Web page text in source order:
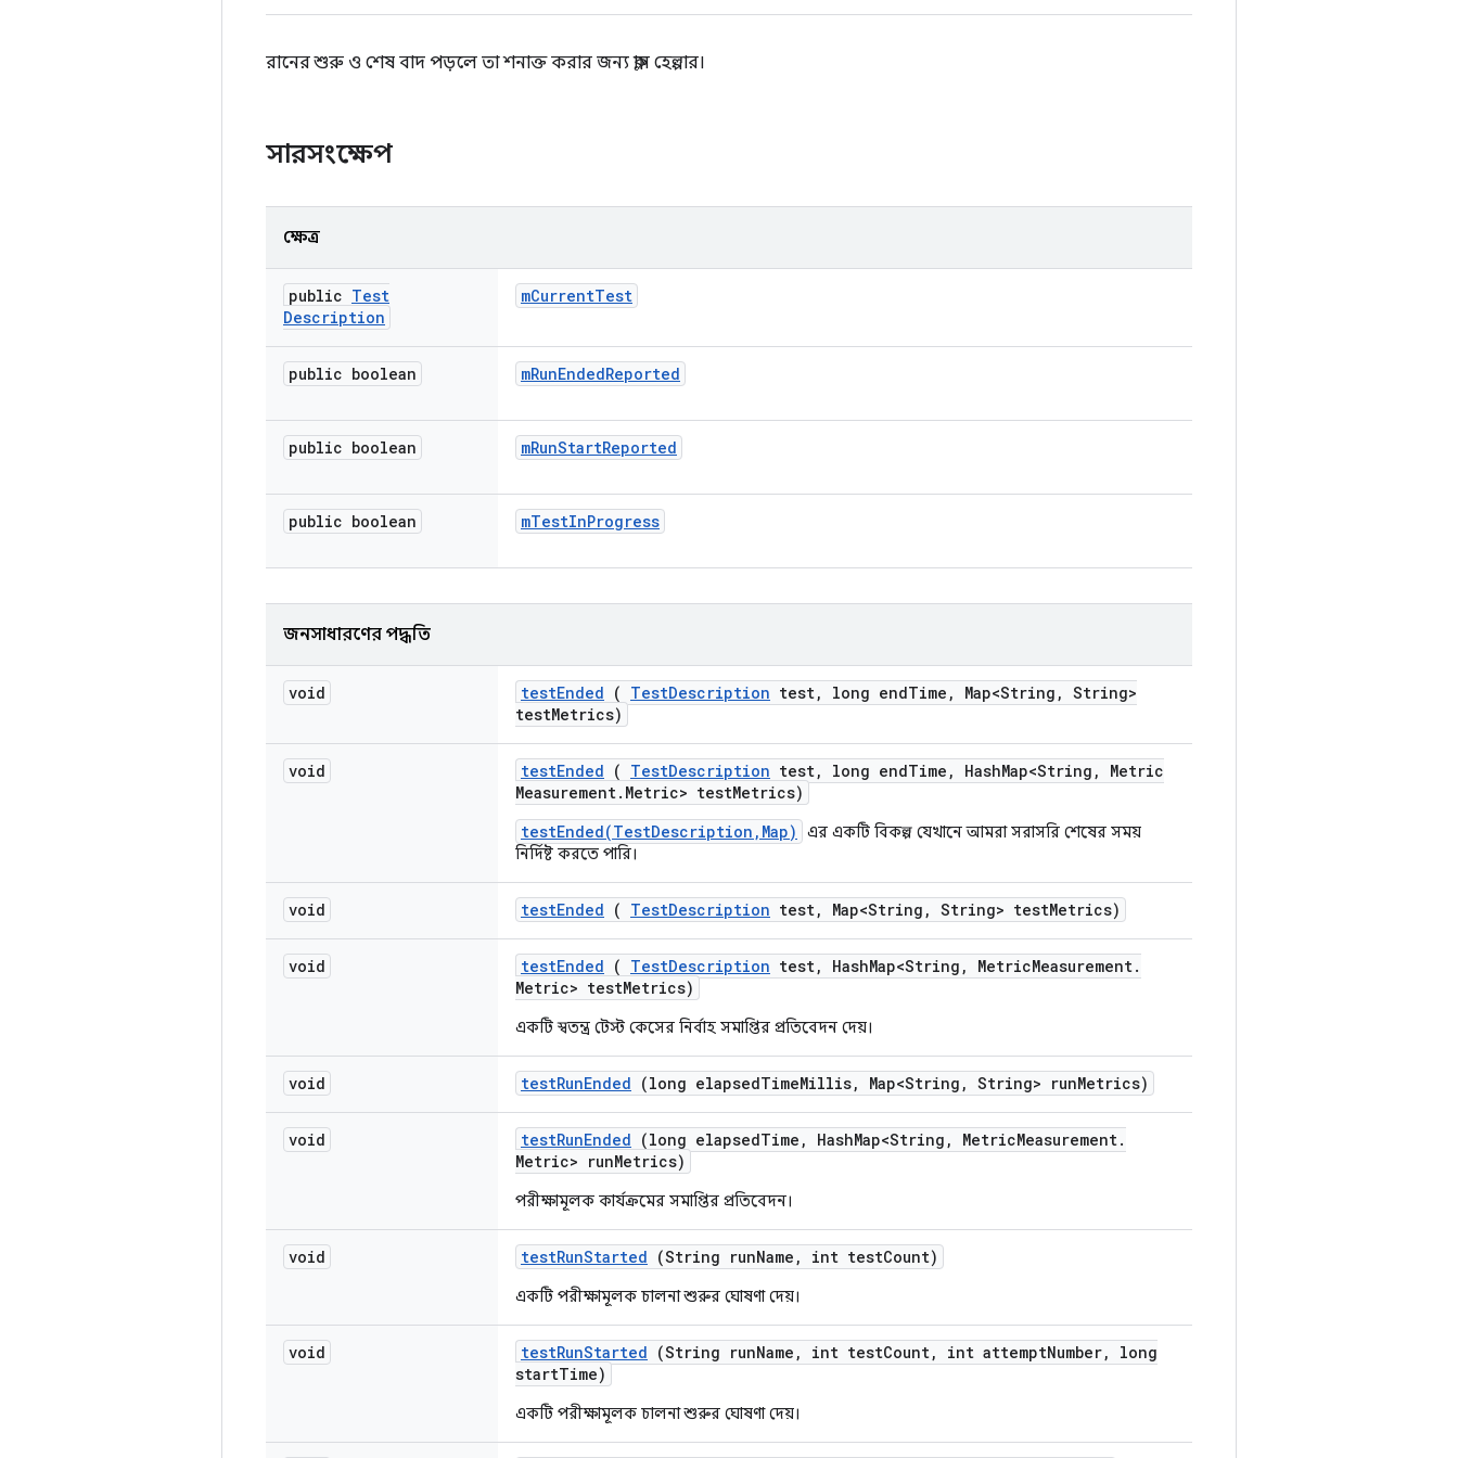
রানের শুরু ও শেষ বাদ পড়লে তা শনাক্ত করার জন্য ক্লাস হেল্পার।
সারসংক্ষেপ
ক্ষেত্র
public Test
Description
mCurrentTest
public boolean mRunEndedReported
public boolean mRunStartReported
public boolean mTestInProgress
জনসাধারণের পদ্ধতি
void testEnded ( TestDescription test, long endTime , Map<String , String>
testMetrics)
void testEnded ( TestDescription test, long endTime , HashMap<String ,
Metric
Measurement. Metric> testMetrics)
testEnded(TestDescription,Map)
এর একটি বিকল্প যেখানে আমরা সরাসরি শেষের সময়
নির্দিষ্ট করতে পারি।
void testEnded ( TestDescription test, Map<String , String> testMetrics)
void testEnded ( TestDescription test, HashMap<String , MetricMeasurement.
Metric> testMetrics)
একটি স্বতন্ত্র টেস্ট কেসের নির্বাহ সমাপ্তির প্রতিবেদন দেয়।
void testRunEnded (long elapsedTimeMillis, Map<String , String> runMetrics)
void testRunEnded (long elapsedTime , HashMap<String , MetricMeasurement.
Metric> runMetrics)
পরীক্ষামূলক কার্যক্রমের সমাপ্তির প্রতিবেদন।
void testRunStarted (String runName , int testCount)
একটি পরীক্ষামূলক চালনা শুরুর ঘোষণা দেয়।
void testRunStarted (String runName , int testCount, int attemptNumber,
long
startTime)
একটি পরীক্ষামূলক চালনা শুরুর ঘোষণা দেয়।